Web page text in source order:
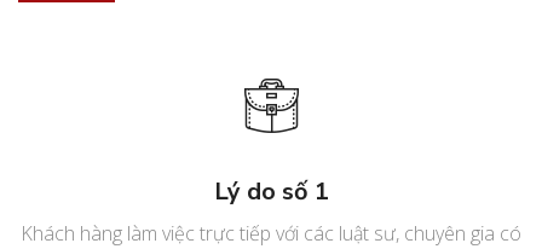
Lý do số 1
Khách hàng làm việc trực tiếp với các luật sư, chuyên gia có